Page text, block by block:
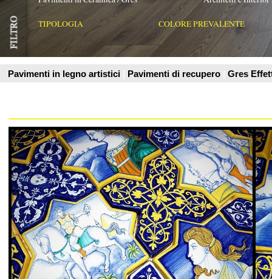
Pavimenti in legno artistici Pavimenti di recupero Gres Effetto Legno
SOLS - Interni di Prestigio
pavimento in maiolica dipinta. Riproduzione di antico
pavimento ex Chiesa di San Francesco
Vedi Scheda Prodotto
SOLS - Interni
pavimenti maiolicati
pavimenti dell'ex
Vedi Scheda